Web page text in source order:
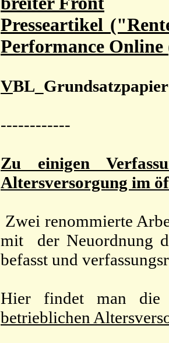
Presseartikel
Performance Online
V
------------
Zu einigen
Altersversorgung im
Zwei renommierte
mit der Neuordnung
befasst und
Hier findet man
betrieblichen